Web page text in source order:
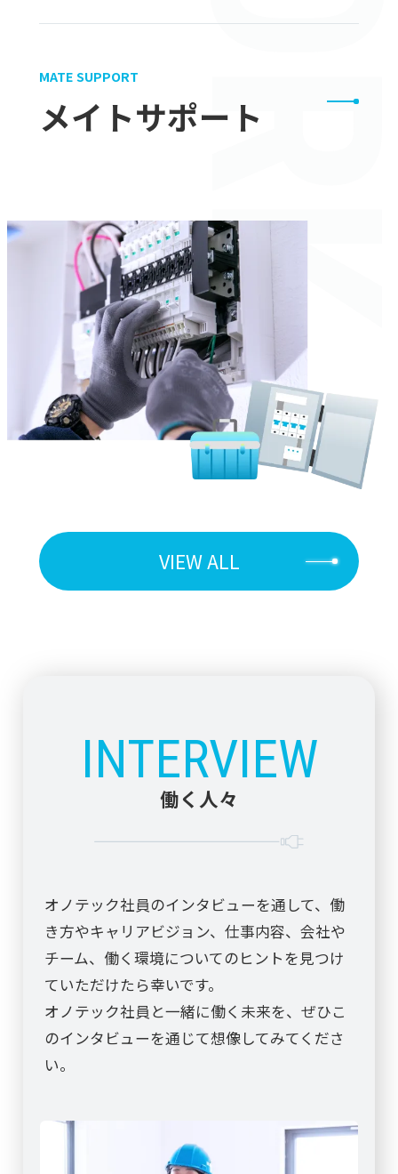
MATE SUPPORT
メイトサポート
VIEW ALL
INTERVIEW
働く人々
オノテック社員のインタビューを通して、働
き方やキャリアビジョン、仕事内容、会社や
チーム、働く環境についてのヒントを見つけ
ていただけたら幸いです。
オノテック社員と一緒に働く未来を、ぜひこ
のインタビューを通じて想像してみてくださ
い。